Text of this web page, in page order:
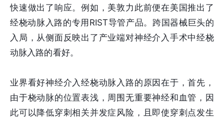
快速做出了响应。例如，美敦力此前便在美国推出了
经桡动脉入路的专用RIST导管产品。跨国器械巨头的
入局，从侧面反映出了产业端对神经介入手术中经桡
动脉入路的看好。
业界看好神经介入经桡动脉入路的原因在于，首先，
由于桡动脉的位置表浅，周围无重要神经和血管，因
此可以降低穿刺相关并发症风险，且即使穿刺点发生